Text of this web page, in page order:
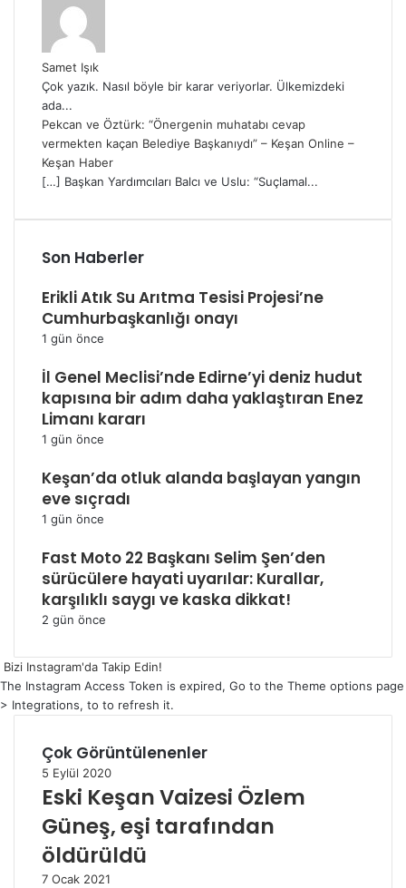
Samet Işık
Çok yazık. Nasıl böyle bir karar veriyorlar. Ülkemizdeki
ada...
Pekcan ve Öztürk: “Önergenin muhatabı cevap
vermekten kaçan Belediye Başkanıydı” – Keşan Online –
Keşan Haber
[…] Başkan Yardımcıları Balcı ve Uslu: “Suçlamal...
Son Haberler
Erikli Atık Su Arıtma Tesisi Projesi’ne
Cumhurbaşkanlığı onayı
1 gün önce
İl Genel Meclisi’nde Edirne’yi deniz hudut
kapısına bir adım daha yaklaştıran Enez
Limanı kararı
1 gün önce
Keşan’da otluk alanda başlayan yangın
eve sıçradı
1 gün önce
Fast Moto 22 Başkanı Selim Şen’den
sürücülere hayati uyarılar: Kurallar,
karşılıklı saygı ve kaska dikkat!
2 gün önce
Bizi Instagram'da Takip Edin!
The Instagram Access Token is expired, Go to the Theme options page
> Integrations, to to refresh it.
Çok Görüntülenenler
5 Eylül 2020
Eski Keşan Vaizesi Özlem
Güneş, eşi tarafından
öldürüldü
7 Ocak 2021